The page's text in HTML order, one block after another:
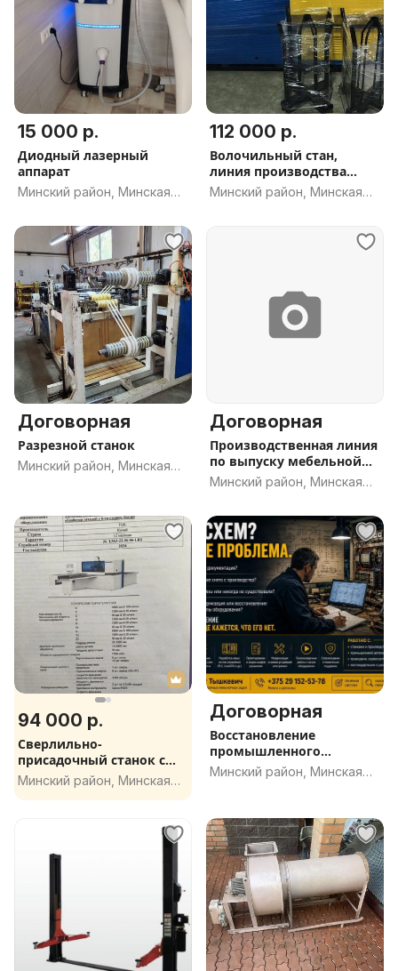
15 000 р.
Диодный лазерный
аппарат
Минский район, Минская
112 000 р.
Волочильный стан,
линия производства
сварной сетки
Минский район, Минская
Договорная
Разрезной станок
Минский район, Минская
Договорная
Производственная линия
по выпуску мебельной
кромки
Минский район, Минская
94 000 р.
Сверлильно-
присадочный станок с
ЧПУ
Минский район, Минская
обл.
Договорная
Восстановление
промышленного
оборудования без доку
Минский район, Минская